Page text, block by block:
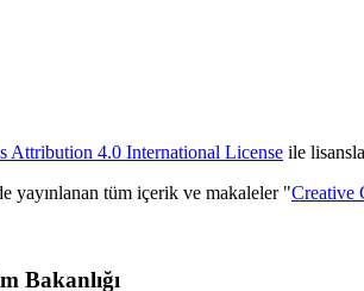
Attribution 4.0 International License ile
yayınlanan tüm içerik ve makaleler "Creative
Bakanlığı